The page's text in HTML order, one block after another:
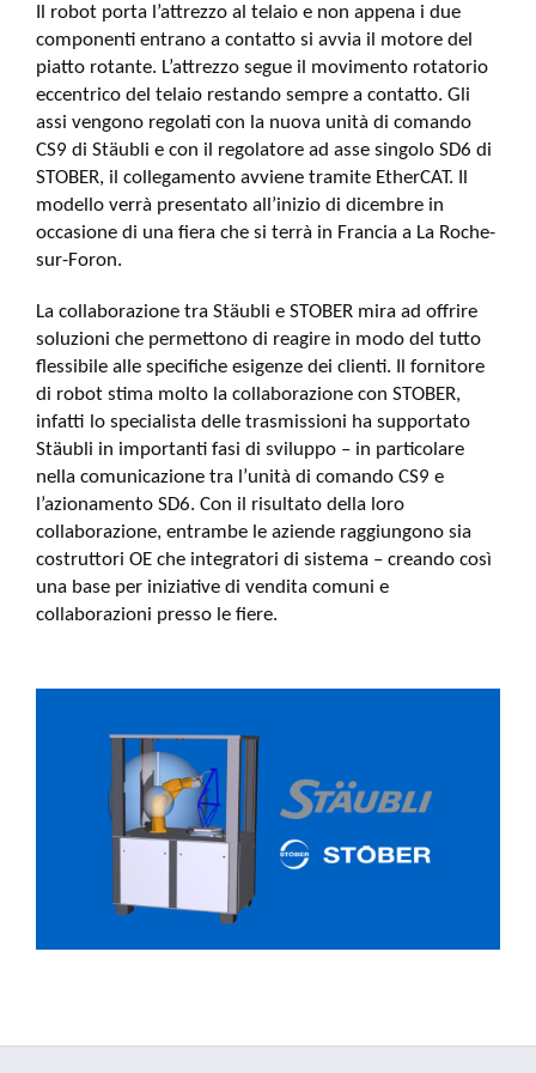
Il robot porta l’attrezzo al telaio e non appena i due
componenti entrano a contatto si avvia il motore del
piatto rotante. L’attrezzo segue il movimento rotatorio
eccentrico del telaio restando sempre a contatto. Gli
assi vengono regolati con la nuova unità di comando
CS9 di Stäubli e con il regolatore ad asse singolo SD6 di
STOBER, il collegamento avviene tramite EtherCAT. Il
modello verrà presentato all’inizio di dicembre in
occasione di una fiera che si terrà in Francia a La Roche-
sur-Foron.
La collaborazione tra Stäubli e STOBER mira ad offrire
soluzioni che permettono di reagire in modo del tutto
flessibile alle specifiche esigenze dei clienti. Il fornitore
di robot stima molto la collaborazione con STOBER,
infatti lo specialista delle trasmissioni ha supportato
Stäubli in importanti fasi di sviluppo – in particolare
nella comunicazione tra l’unità di comando CS9 e
l’azionamento SD6. Con il risultato della loro
collaborazione, entrambe le aziende raggiungono sia
costruttori OE che integratori di sistema – creando così
una base per iniziative di vendita comuni e
collaborazioni presso le fiere.